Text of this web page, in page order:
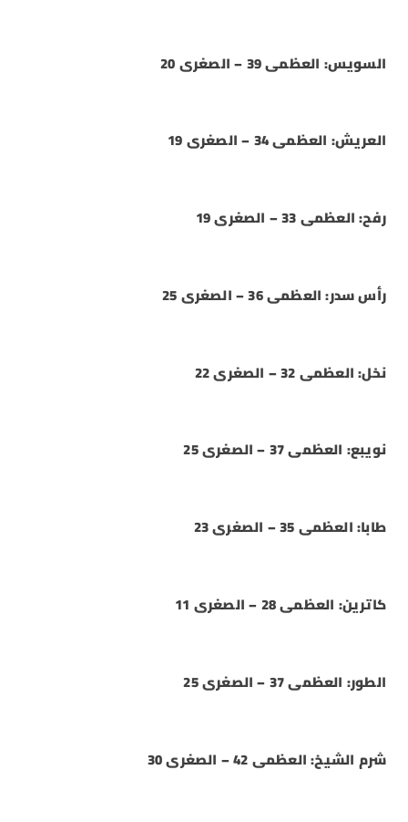
السويس: العظمى 39 – الصغرى 20
العريش: العظمى 34 – الصغرى 19
رفح: العظمى 33 – الصغرى 19
رأس سدر: العظمى 36 – الصغرى 25
نخل: العظمى 32 – الصغرى 22
نويبع: العظمى 37 – الصغرى 25
طابا: العظمى 35 – الصغرى 23
كاترين: العظمى 28 – الصغرى 11
الطور: العظمى 37 – الصغرى 25
شرم الشيخ: العظمى 42 – الصغرى 30